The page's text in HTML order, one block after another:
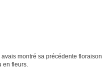
montré sa précédente floraison
en fleurs.